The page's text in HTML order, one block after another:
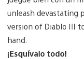
unleash devastating
version of Diablo III
hand.
¡Esquívalo todo!